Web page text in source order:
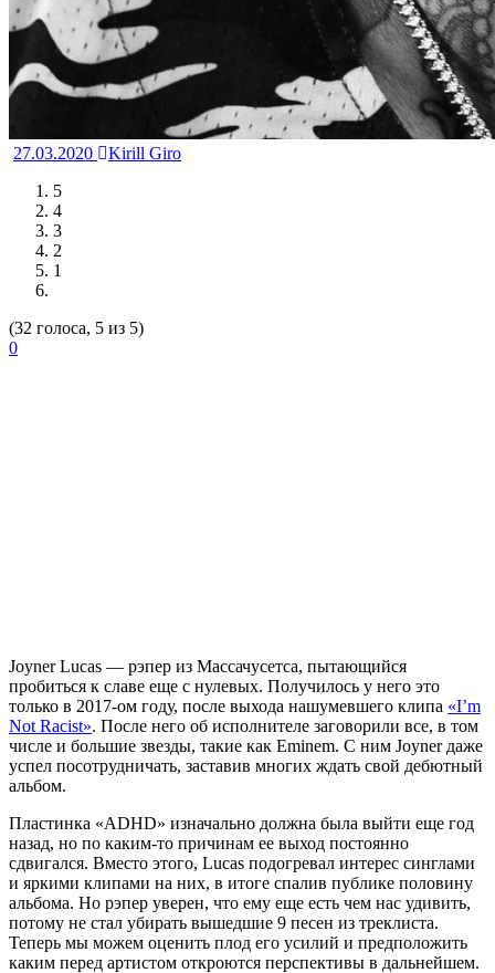
27.03.2020
Kirill Giro
5
4
3
2
1
(32 голоса, 5 из 5)
0
Joyner Lucas — рэпер из Массачусетса, пытающийся
пробиться к славе еще с нулевых. Получилось у него это
только в 2017-ом году, после выхода нашумевшего клипа «I’m
Not Racist». После него об исполнителе заговорили все, в том
числе и большие звезды, такие как Eminem. С ним Joyner даже
успел посотрудничать, заставив многих ждать свой дебютный
альбом.
Пластинка «ADHD» изначально должна была выйти еще год
назад, но по каким-то причинам ее выход постоянно
сдвигался. Вместо этого, Lucas подогревал интерес синглами
и яркими клипами на них, в итоге спалив публике половину
альбома. Но рэпер уверен, что ему еще есть чем нас удивить,
потому не стал убирать вышедшие 9 песен из треклиста.
Теперь мы можем оценить плод его усилий и предположить
каким перед артистом откроются перспективы в дальнейшем.